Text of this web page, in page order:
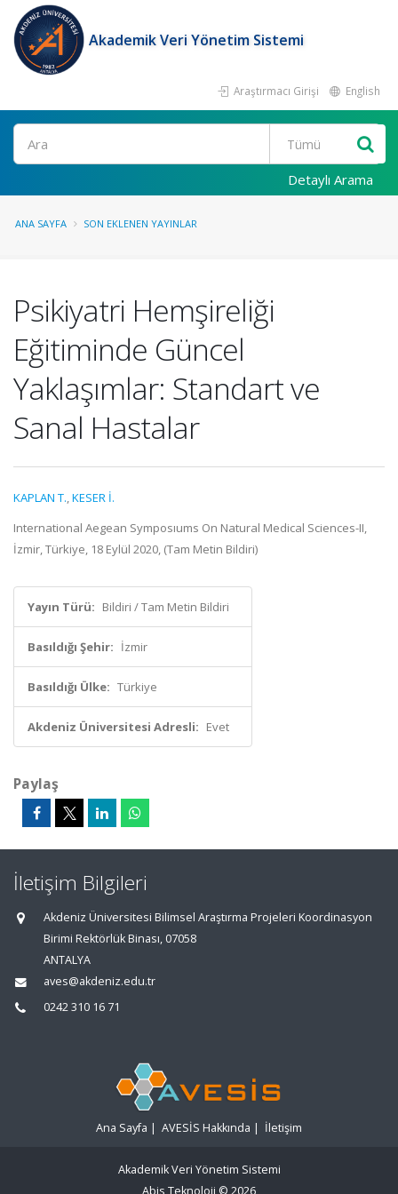
Akademik Veri Yönetim Sistemi
Araştırmacı Girişi English
Ara
Detaylı Arama
ANA SAYFA SON EKLENEN YAYINLAR
Psikiyatri Hemşireliği
Eğitiminde Güncel
Yaklaşımlar: Standart ve
Sanal Hastalar
KAPLAN T.,KESER İ.
International Aegean Symposıums On Natural Medical Sciences-II,
İzmir, Türkiye, 18 Eylül 2020, (Tam Metin Bildiri)
Yayın Türü: Bildiri / Tam Metin Bildiri
Basıldığı Şehir: İzmir
Basıldığı Ülke: Türkiye
Akdeniz Üniversitesi Adresli: Evet
Paylaş
İletişim Bilgileri
Akdeniz Üniversitesi Bilimsel Araştırma Projeleri Koordinasyon
Birimi Rektörlük Binası, 07058
ANTALYA
aves@akdeniz.edu.tr
0242 310 16 71
Ana Sayfa | AVESİS Hakkında | İletişim
Akademik Veri Yönetim Sistemi
Abis Teknoloji © 2026